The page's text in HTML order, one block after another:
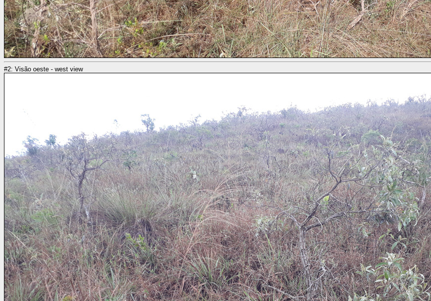
#2: Visão oeste - west view